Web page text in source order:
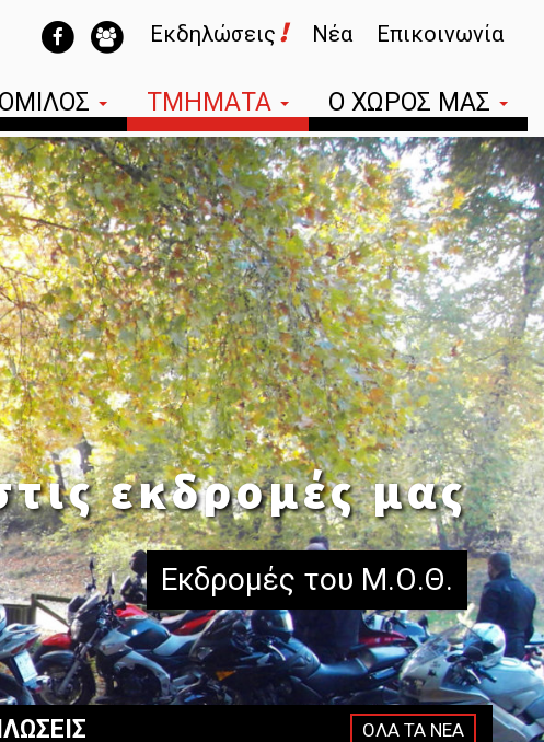
Εκδηλώσεις ! Νέα Επικοινωνία
ΤΜΗΜΑΤΑ Ο ΧΩΡΟΣ ΜΑΣ
μέρος σε αγώνες
Αγώνες του Μ.Ο.Θ.
ΟΛΑ ΤΑ ΝΕΑ